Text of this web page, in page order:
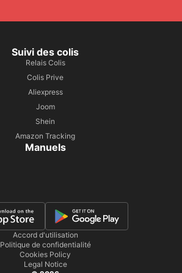
Suivi des colis
Relais Colis
Colis Prive
Aliexpress
Joom
Shein
Amazon Tracking
Manuels
Accord d'utilisation
Politique de confidentialité
Cookies Policy
Legal Notice